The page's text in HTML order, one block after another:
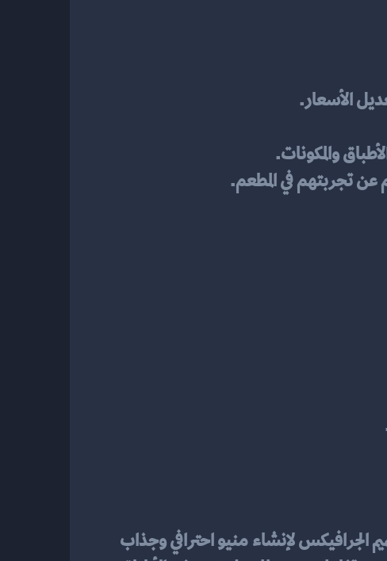
الأسعار.
والمكونات.
تجربتهم في المطعم.